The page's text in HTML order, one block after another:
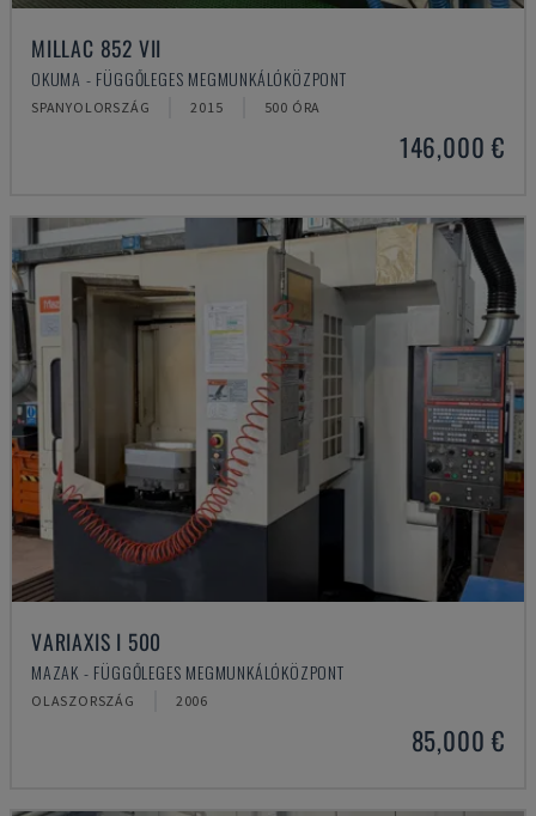
MILLAC 852 VII
OKUMA - FÜGGŐLEGES MEGMUNKÁLÓKÖZPONT
SPANYOLORSZÁG 2015 500 ÓRA
146,000 €
VARIAXIS I 500
MAZAK - FÜGGŐLEGES MEGMUNKÁLÓKÖZPONT
OLASZORSZÁG 2006
85,000 €